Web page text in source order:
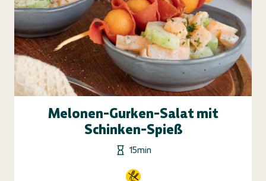
Melonen-Gurken-Salat mit
Schinken-Spieß
15min